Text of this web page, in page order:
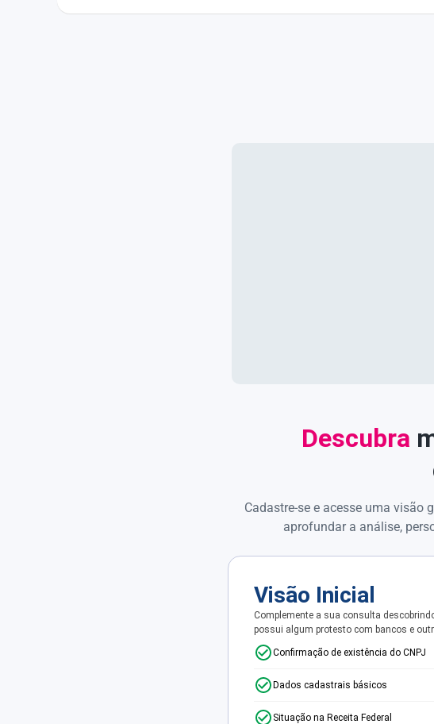
Descubra
Cadastre-se e acesse uma
aprofundar a análise,
Visão Inicial
Complemente a sua consulta
possui algum protesto com bancos e
Confirmação de existência do CNPJ
Dados cadastrais básicos
Situação na Receita Federal